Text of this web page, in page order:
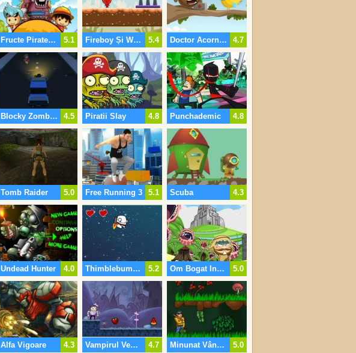
5.1
Fructe Pirate King 2 5.4
Fireboy Și Watergirl Nouă Aventură 4.7
Doctor Acorn Birdy Niveluri Pack
4.5
Blocky Zombie Highway 4.8
Piratii Slay 4.8
Punchademic
5.0
Tomb Raider 5.1
Free Running 3 4.3
Scuba
4.0
Undead Hunter 5.2
Thimblebumps Quest Pentru Neptun 5.0
Om Bogat Insula De Supraviețuire
4.3
Alfa Vigoare 4.7
Vampirul Vegetarian 5.0
Minunat Vânător De Ciuperci